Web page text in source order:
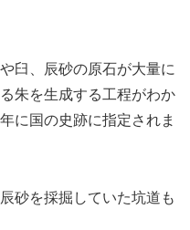
臼、辰砂の原石が大量に
朱を生成する工程がわか
に国の史跡に指定されま
砂を採掘していた坑道も